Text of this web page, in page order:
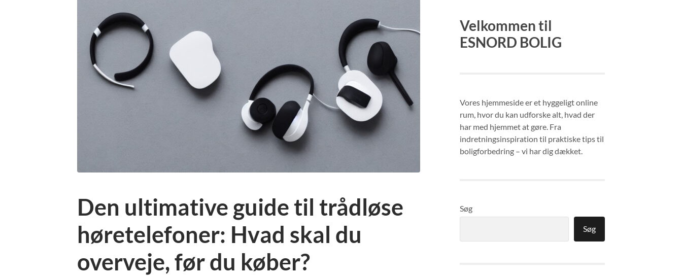
Den ultimative guide til trådløse
høretelefoner: Hvad skal du
overveje, før du køber?
Velkommen til
ESNORD BOLIG
Vores hjemmeside er et hyggeligt online
rum, hvor du kan udforske alt, hvad der
har med hjemmet at gøre. Fra
indretningsinspiration til praktiske tips til
boligforbedring – vi har dig dækket.
Søg
Søg